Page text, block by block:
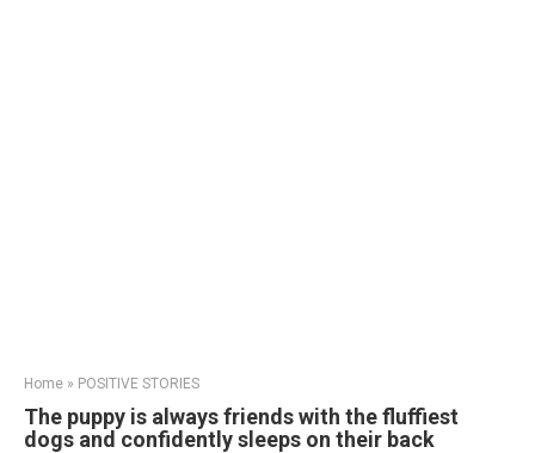
Home » POSITIVE STORIES
The puppy is always friends with the fluffiest
dogs and confidently sleeps on their back